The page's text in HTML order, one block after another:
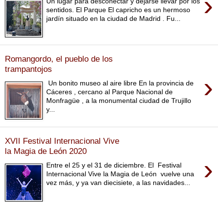
sentidos. El Parque El capricho es un hermoso
jardín situado en la ciudad de Madrid . Fu...
Romangordo, el pueblo de los
trampantojos
›
Un bonito museo al aire libre En la provincia de
Cáceres , cercano al Parque Nacional de
Monfragüe , a la monumental ciudad de Trujillo
y...
XVII Festival Internacional Vive
la Magia de León 2020
›
Entre el 25 y el 31 de diciembre. El Festival
Internacional Vive la Magia de León vuelve una
vez más, y ya van diecisiete, a las navidades...